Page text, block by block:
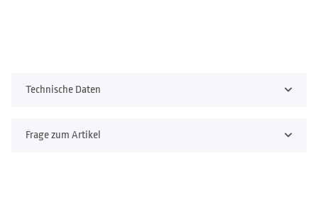
Technische Daten
Frage zum Artikel